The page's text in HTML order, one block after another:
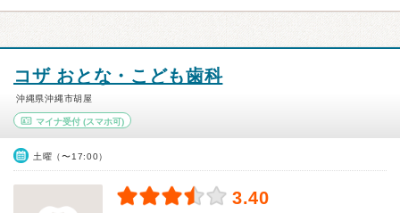
コザ おとな・こども歯科
沖縄県沖縄市胡屋
マイナ受付 (スマホ可)
土曜（〜17:00）
3.40